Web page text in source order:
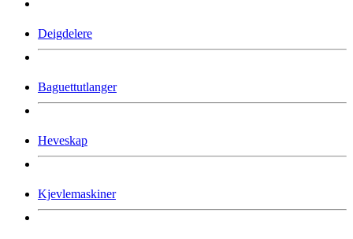
Deigdelere
Baguettutlanger
Heveskap
Kjevlemaskiner